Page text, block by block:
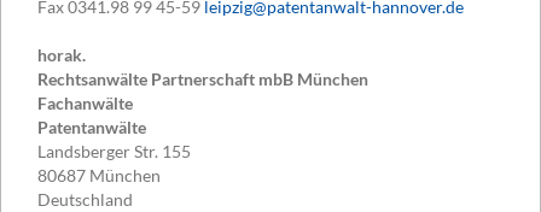
Fax0341.98 99 45-59 leipzig@patentanwalt-hannover.de
horak.
Rechtsanwälte Partnerschaft mbB München
Fachanwälte
Patentanwälte
Landsberger Str. 155
80687 München
Deutschland